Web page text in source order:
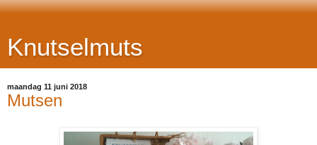
Knutselmuts
maandag 11 juni 2018
Mutsen